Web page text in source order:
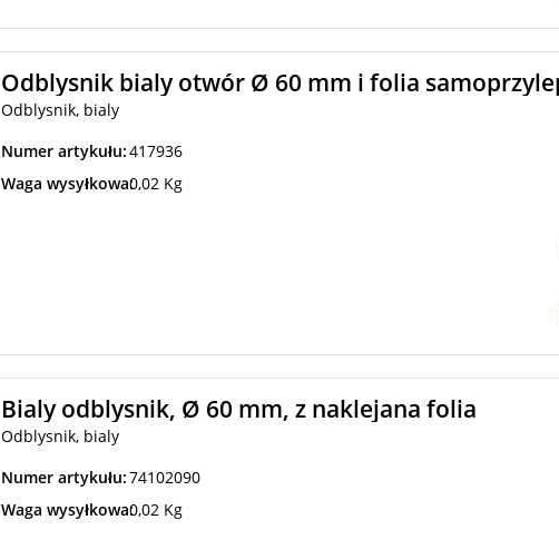
Odblysnik bialy otwór Ø 60 mm i folia
Odblysnik, bialy
Numer artykułu:417936
Waga wysyłkowa:0,02 Kg
Bialy odblysnik, Ø 60 mm, z naklejana folia
Odblysnik, bialy
Numer artykułu:74102090
Waga wysyłkowa:0,02 Kg